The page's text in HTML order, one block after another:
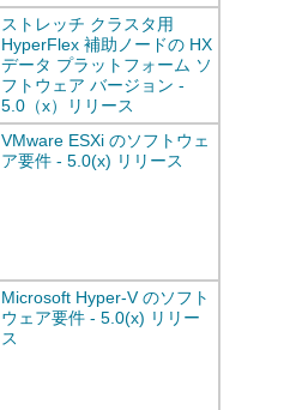
ストレッチ クラスタ用
HyperFlex 補助ノードの HX
データ プラットフォーム ソ
フトウェア バージョン -
5.0（x）リリース
VMware ESXi のソフトウェ
ア要件 - 5.0(x) リリース
Microsoft Hyper-V のソフト
ウェア要件 - 5.0(x) リリー
ス